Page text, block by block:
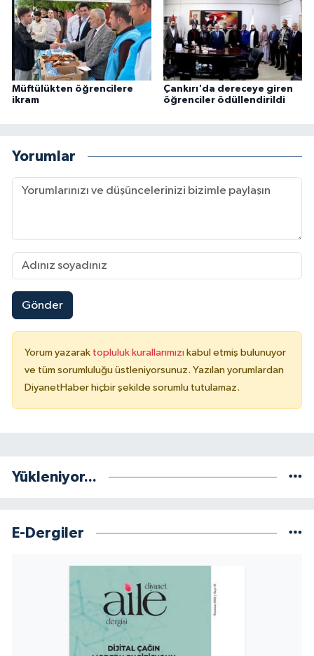
Müftülükten öğrencilere
ikram
Çankırı'da dereceye giren
öğrenciler ödüllendirildi
Yorumlar
Gönder
Yorum yazarak topluluk kurallarımızı kabul etmiş bulunuyor
ve tüm sorumluluğu üstleniyorsunuz. Yazılan yorumlardan
DiyanetHaber hiçbir şekilde sorumlu tutulamaz.
Yükleniyor...
E-Dergiler
Karaman Müftülüğü
Kars Müftülüğü
Kastamonu Müftülüğü
Kilis Müftülüğü
Kırıkkale Müftülüğü
Kırşehir Müftülüğü
Kocaeli Müftülüğü
Kütahya Müftülüğü
Malatya Müftülüğü
Mardin Müftülüğü
Muş Müftülüğü
Nevşehir Müftülüğü